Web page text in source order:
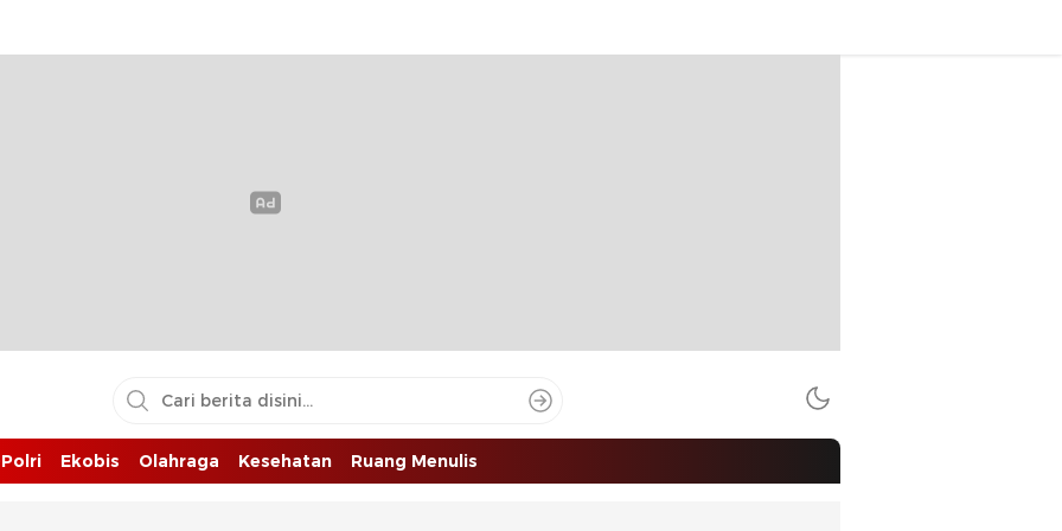
Ekobis Olahraga Kesehatan Ruang Menulis